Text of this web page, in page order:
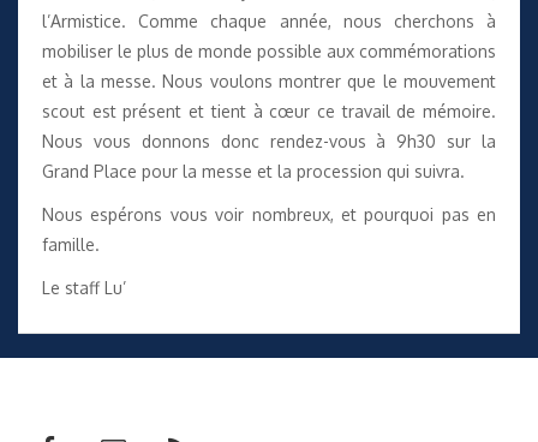
l’Armistice. Comme chaque année, nous cherchons à
mobiliser le plus de monde possible aux commémorations
et à la messe. Nous voulons montrer que le mouvement
scout est présent et tient à cœur ce travail de mémoire.
Nous vous donnons donc rendez-vous à 9h30 sur la
Grand Place pour la messe et la procession qui suivra.
Nous espérons vous voir nombreux, et pourquoi pas en
famille.
Le staff Lu’